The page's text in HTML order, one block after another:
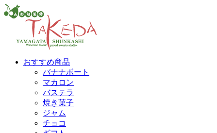
おすすめ商品
バナナボート
マカロン
バステラ
焼き菓子
ジャム
チョコ